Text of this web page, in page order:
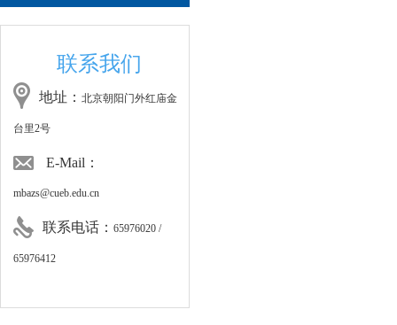
联系我们
地址： 北京朝阳门外红庙金
台里2号
E-Mail：
mbazs@cueb.edu.cn
联系电话： 65976020 /
65976412